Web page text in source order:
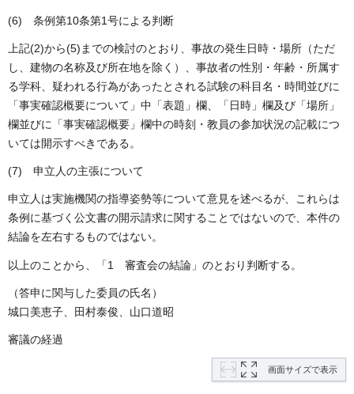
(6) 条例第10条第1号による判断
上記(2)から(5)までの検討のとおり、事故の発生日時・場所（ただ
し、建物の名称及び所在地を除く）、事故者の性別・年齢・所属す
る学科、疑われる行為があったとされる試験の科目名・時間並びに
「事実確認概要について」中「表題」欄、「日時」欄及び「場所」
欄並びに「事実確認概要」欄中の時刻・教員の参加状況の記載につ
いては開示すべきである。
(7) 申立人の主張について
申立人は実施機関の指導姿勢等について意見を述べるが、これらは
条例に基づく公文書の開示請求に関することではないので、本件の
結論を左右するものではない。
以上のことから、「1 審査会の結論」のとおり判断する。
（答申に関与した委員の氏名）
城口美恵子、田村泰俊、山口道昭
審議の経過
画面サイズで表示